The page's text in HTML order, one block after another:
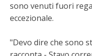
sono venuti fuori
eccezionale.
"Devo dire che sono